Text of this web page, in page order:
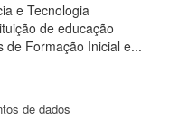
e Tecnologia
de educação
de Formação Inicial e...
de dados